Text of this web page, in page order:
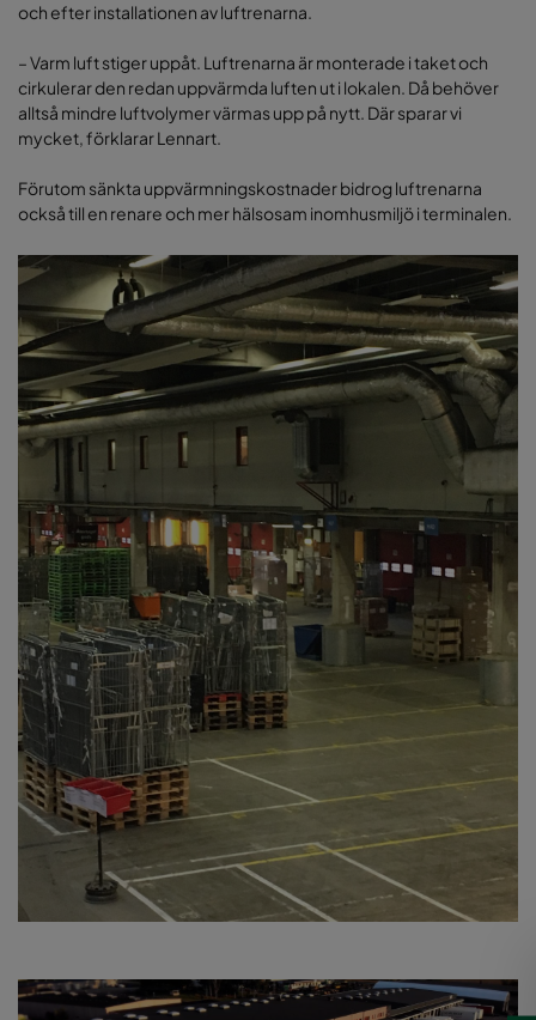
och efter installationen av luftrenarna.
– Varm luft stiger uppåt. Luftrenarna är monterade i taket och
cirkulerar den redan uppvärmda luften ut i lokalen. Då behöver
alltså mindre luftvolymer värmas upp på nytt. Där sparar vi
mycket, förklarar Lennart.
Förutom sänkta uppvärmningskostnader bidrog luftrenarna
också till en renare och mer hälsosam inomhusmiljö i terminalen.